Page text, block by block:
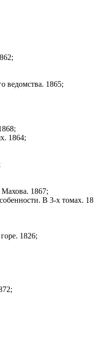
ведомства. 1865;
1864;
1867;
В 3-х томах.
1826;